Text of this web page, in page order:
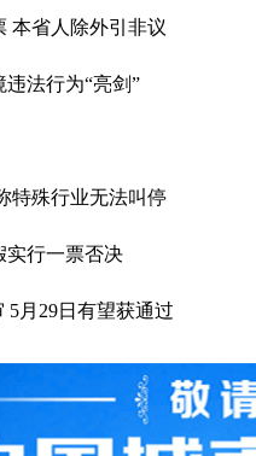
本省人除外引非议
法行为“亮剑”
特殊行业无法叫停
实行一票否决
5月29日有望获通过